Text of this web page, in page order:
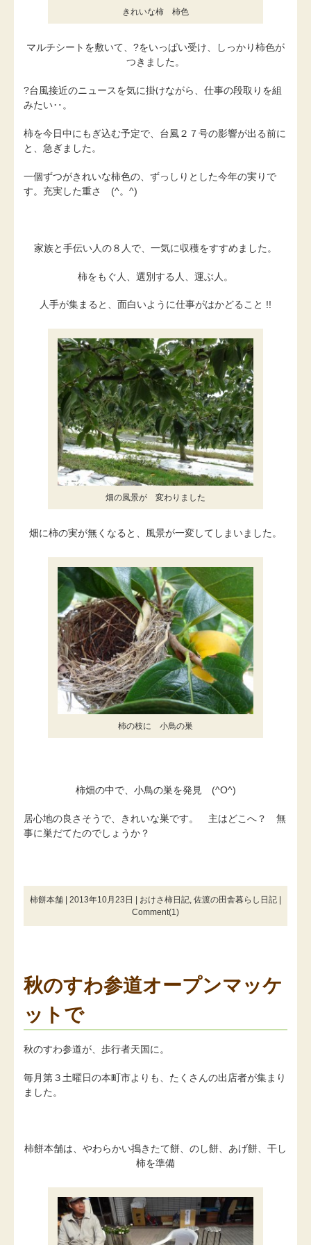
きれいな柿 柿色
マルチシートを敷いて、?をいっぱい受け、しっかり柿色が
つきました。
?台風接近のニュースを気に掛けながら、仕事の段取りを組
みたい‥。
柿を今日中にもぎ込む予定で、台風２７号の影響が出る前に
と、急ぎました。
一個ずつがきれいな柿色の、ずっしりとした今年の実りで
す。充実した重さ (^。^)
家族と手伝い人の８人で、一気に収穫をすすめました。
柿をもぐ人、選別する人、運ぶ人。
人手が集まると、面白いように仕事がはかどること !!
畑の風景が 変わりました
畑に柿の実が無くなると、風景が一変してしまいました。
柿の枝に 小鳥の巣
柿畑の中で、小鳥の巣を発見 (^O^)
居心地の良さそうで、きれいな巣です。 主はどこへ？ 無
事に巣だてたのでしょうか？
柿餅本舗 | 2013年10月23日 | おけさ柿日記, 佐渡の田舎暮らし日記
Comment(1)
秋のすわ参道オープンマッケ
ットで
秋のすわ参道が、歩行者天国に。
毎月第３土曜日の本町市よりも、たくさんの出店者が集まり
ました。
柿餅本舗は、やわらかい搗きたて餅、のし餅、あげ餅、干し
柿を準備